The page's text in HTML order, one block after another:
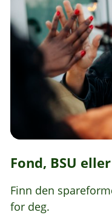
Fond, BSU
Finn den
for deg.